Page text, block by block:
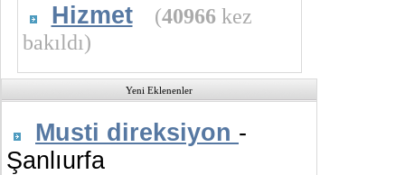
Hizmet (40966 kez
bakıldı)
Yeni Eklenenler
Musti direksiyon -
Şanlıurfa